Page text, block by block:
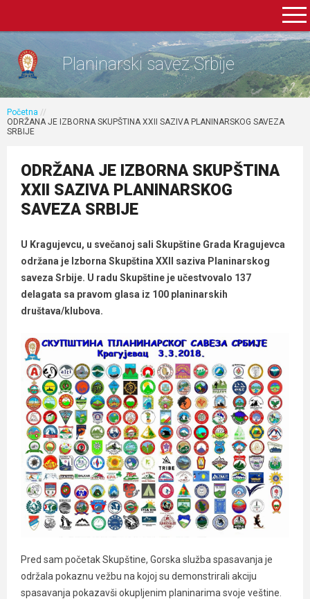
Planinarski savez Srbije
Početna //
ODRŽANA JE IZBORNA SKUPŠTINA XXII SAZIVA PLANINARSKOG SAVEZA
SRBIJE
ODRŽANA JE IZBORNA SKUPŠTINA
XXII SAZIVA PLANINARSKOG
SAVEZA SRBIJE
U Kragujevcu, u svečanoj sali Skupštine Grada Kragujevca
održana je Izborna Skupština XXII saziva Planinarskog
saveza Srbije. U radu Skupštine je učestvovalo 137
delagata sa pravom glasa iz 100 planinarskih
društava/klubova.
Pred sam početak Skupštine, Gorska služba spasavanja je
održala pokaznu vežbu na kojoj su demonstrirali akciju
spasavanja pokazavši okupljenim planinarima svoje veštine.